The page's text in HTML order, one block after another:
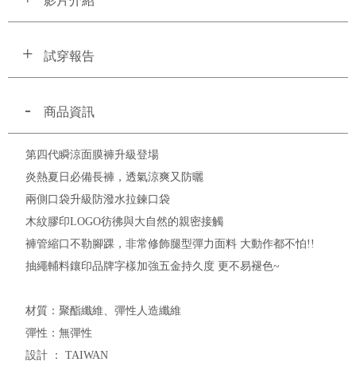
試穿報告
商品資訊
第四代瞬涼面膜褲升級登場
炎熱夏日必備長褲，透氣涼爽又防曬
兩側口袋升級防潑水拉鍊口袋
木紋膠印LOGO彷彿與大自然的親密接觸
褲管縮口不勒腳踝，非常修飾腿型彈力面料 大動作都不怕!!
抽繩輔料鑲印品牌字樣加強五金持久度 更不易褪色~
材質：聚酯纖維、彈性人造纖維
彈性：無彈性
設計 ： TAIWAN